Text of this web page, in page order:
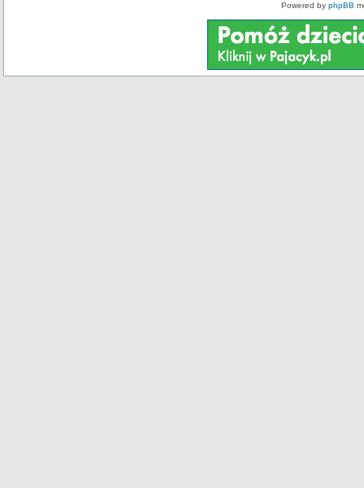
Powered by phpBB